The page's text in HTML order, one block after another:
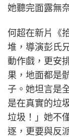
她聽完面露無
何超在新片《
堆，導演彭氏
動作戲，更安
果，地面都是
子。她坦言是
是在真實的垃
垃圾！」她不
逐，更要與反